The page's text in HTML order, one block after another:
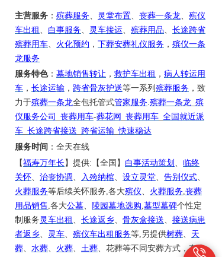
主营服务 ： 殡葬服务 灵堂布置 丧葬一条龙
殡仪
车出租
白事服务 灵车接运 殡葬用品
长途跨省
殡葬用车
火化预约 ， 下葬安葬礼仪服务 ， 殡仪一条
龙服务
服务特色： 墓地销售转让 ， 救护车出租 ， 病人转运用
车 ， 长途运输 ， 跨省骨灰护送等一系列 殡葬服务 ，致
力于殡葬一条龙全包托管式管家服务 殡葬一条龙 殡
仪服务公司
丧葬用车-葬花网 丧葬用车 全国就近派
车 长途跨省接送 跨省运输 _快速稳达
服务时间 ：全天在线
【福寿万年长 】提供:【全国】 白事活动策划
临终
关怀
治丧协调 入殓纳棺 设立灵堂 告别仪式
火葬服务等后续关怀服务 ,各大殡仪 火葬服务 丧葬
用品销售 ,各大公墓 陵园墓地选购 墓型墓碑个性定
制服务 灵车出租 长途返乡 骨灰盒接送
接送病患
者返乡
灵车 殡仪车出租服务等 ,另提供树葬
天
葬
水葬 火葬 土葬 、花葬等不同安葬方式，有专